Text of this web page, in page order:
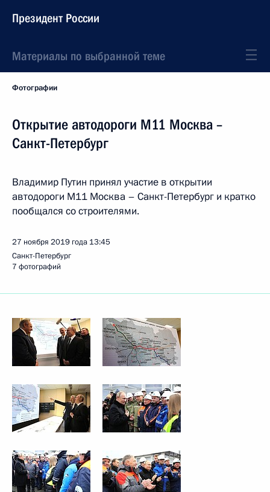
Президент России
Материалы по выбранной теме
Фотографии
Открытие автодороги М11 Москва –
Санкт-Петербург
Владимир Путин принял участие в открытии
автодороги М11 Москва – Санкт-Петербург и кратко
пообщался со строителями.
27 ноября 2019 года 13:45
Санкт-Петербург
7 фотографий